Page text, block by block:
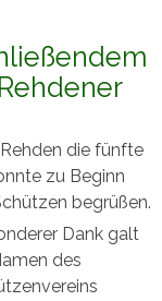
die fünfte
zu Beginn
begrüßen.
Dank galt
des